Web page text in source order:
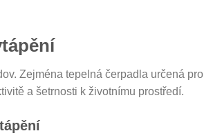
Zejména tepelná čerpadla určená pro
a šetrnosti k životnímu prostředí.